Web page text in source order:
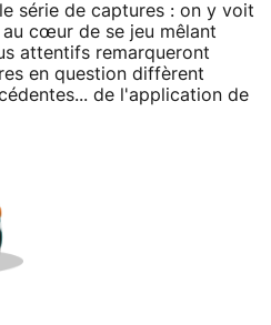
série de captures : on y voit
cœur de se jeu mêlant
attentifs remarqueront
en question diffèrent
de l'application de